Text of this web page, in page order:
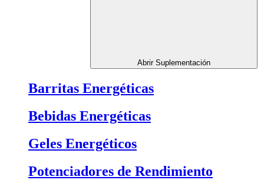
Abrir Suplementación
Barritas Energéticas
Bebidas Energéticas
Geles Energéticos
Potenciadores de Rendimiento